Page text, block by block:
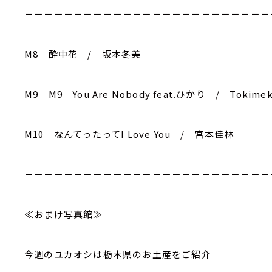
－－－－－－－－－－－－－－－－－－－－－－－－－
M8 酔中花 / 坂本冬美
M9 M9 You Are Nobody feat.ひかり /
M10 なんてったってI Love You / 宮本佳林
－－－－－－－－－－－－－－－－－－－－－－－－－
≪おまけ写真館≫
今週のユカオシは栃木県のお土産をご紹介